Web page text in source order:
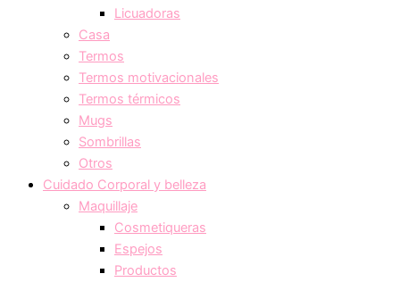
Licuadoras
Casa
Termos
Termos motivacionales
Termos térmicos
Mugs
Sombrillas
Otros
Cuidado Corporal y belleza
Maquillaje
Cosmetiqueras
Espejos
Productos